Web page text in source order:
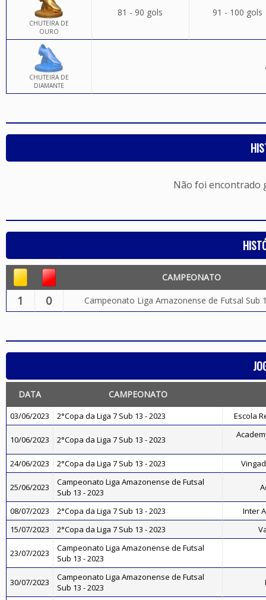
CHUTEIRA DE
OURO
81 - 90 gols 91 - 100 gols
CHUTEIRA DE
DIAMANTE
Não foi encontrado
CAMPEONATO
1 0 Campeonato Liga Amazonense de Futsal Sub
DATA CAMPEONATO
03/06/2023 2°Copa da Liga 7 Sub 13 - 2023 Escola
10/06/2023 2°Copa da Liga 7 Sub 13 - 2023
24/06/2023 2°Copa da Liga 7 Sub 13 - 2023
25/06/2023
Campeonato Liga Amazonense de Futsal
Sub 13 - 2023
08/07/2023 2°Copa da Liga 7 Sub 13 - 2023
Inter
15/07/2023
2°Copa da Liga 7 Sub 13 - 2023
23/07/2023
Campeonato Liga Amazonense de Futsal
Sub 13 - 2023
30/07/2023
Campeonato Liga Amazonense de Futsal
Sub 13 - 2023